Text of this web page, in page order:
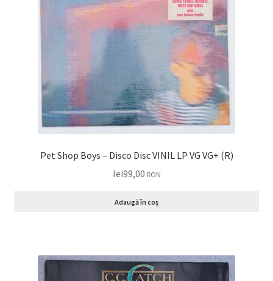
Pet Shop Boys ‎– Disco Disc VINIL LP VG VG+ (R)
lei99,00 RON
Adaugă în coș